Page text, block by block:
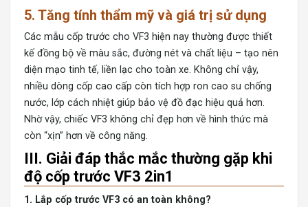
5. Tăng tính thẩm mỹ và giá trị sử dụng
Các mẫu cốp trước cho VF3 hiện nay thường được thiết
kế đồng bộ về màu sắc, đường nét và chất liệu – tạo nên
diện mạo tinh tế, liền lạc cho toàn xe. Không chỉ vậy,
nhiều dòng cốp cao cấp còn tích hợp ron cao su chống
nước, lớp cách nhiệt giúp bảo vệ đồ đạc hiệu quả hơn.
Nhờ vậy, chiếc VF3 không chỉ đẹp hơn về hình thức mà
còn “xịn” hơn về công năng.
III. Giải đáp thắc mắc thường gặp khi
độ cốp trước VF3 2in1
1. Lắp cốp trước VF3 có an toàn không?